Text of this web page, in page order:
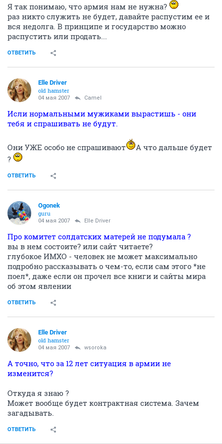
Я так понимаю, что армия нам не нужна?
раз никто служить не будет, давайте распустим ее и
вся недолга. В принципе и государство можно
распустить или продать...
ОТВЕТИТЬ
Elle Driver
old hamster
04 мая 2007 Camel
Исли нормальными мужиками вырастишь - они
тебя и спрашивать не будут.
Они УЖЕ особо не спрашивают
А что дальше будет
?
ОТВЕТИТЬ
Ogonek
guru
04 мая 2007 Elle Driver
Про комитет солдатских матерей не подумала ?
вы в нем состоите? или сайт читаете?
глубокое ИМХО - человек не может максимально
подробно рассказывать о чем-то, если сам этого *не
поел*, даже если он прочел все книги и сайты мира
об этом явлении
ОТВЕТИТЬ
Elle Driver
old hamster
04 мая 2007 wsoroka
А точно, что за 12 лет ситуация в армии не
изменится?
Откуда я знаю ?
Может вообще будет контрактная система. Зачем
загадывать.
ОТВЕТИТЬ